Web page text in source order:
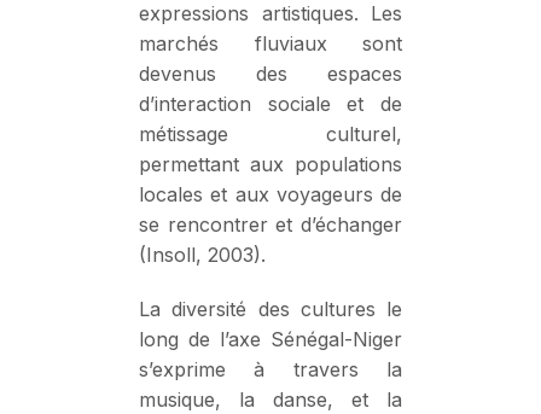
expressions artistiques. Les
marchés fluviaux sont
devenus des espaces
d’interaction sociale et de
métissage culturel,
permettant aux populations
locales et aux voyageurs de
se rencontrer et d’échanger
(Insoll, 2003).
La diversité des cultures le
long de l’axe Sénégal-Niger
s’exprime à travers la
musique, la danse, et la